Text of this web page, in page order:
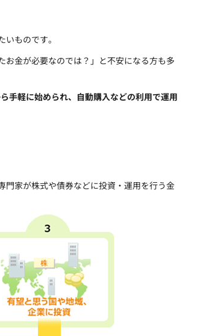
ものです。
お金が必要なのでは？」と不安になる方も多
手軽に始められ、自動購入などの利用で運用
門家が株式や債券などに投資・運用を行う金